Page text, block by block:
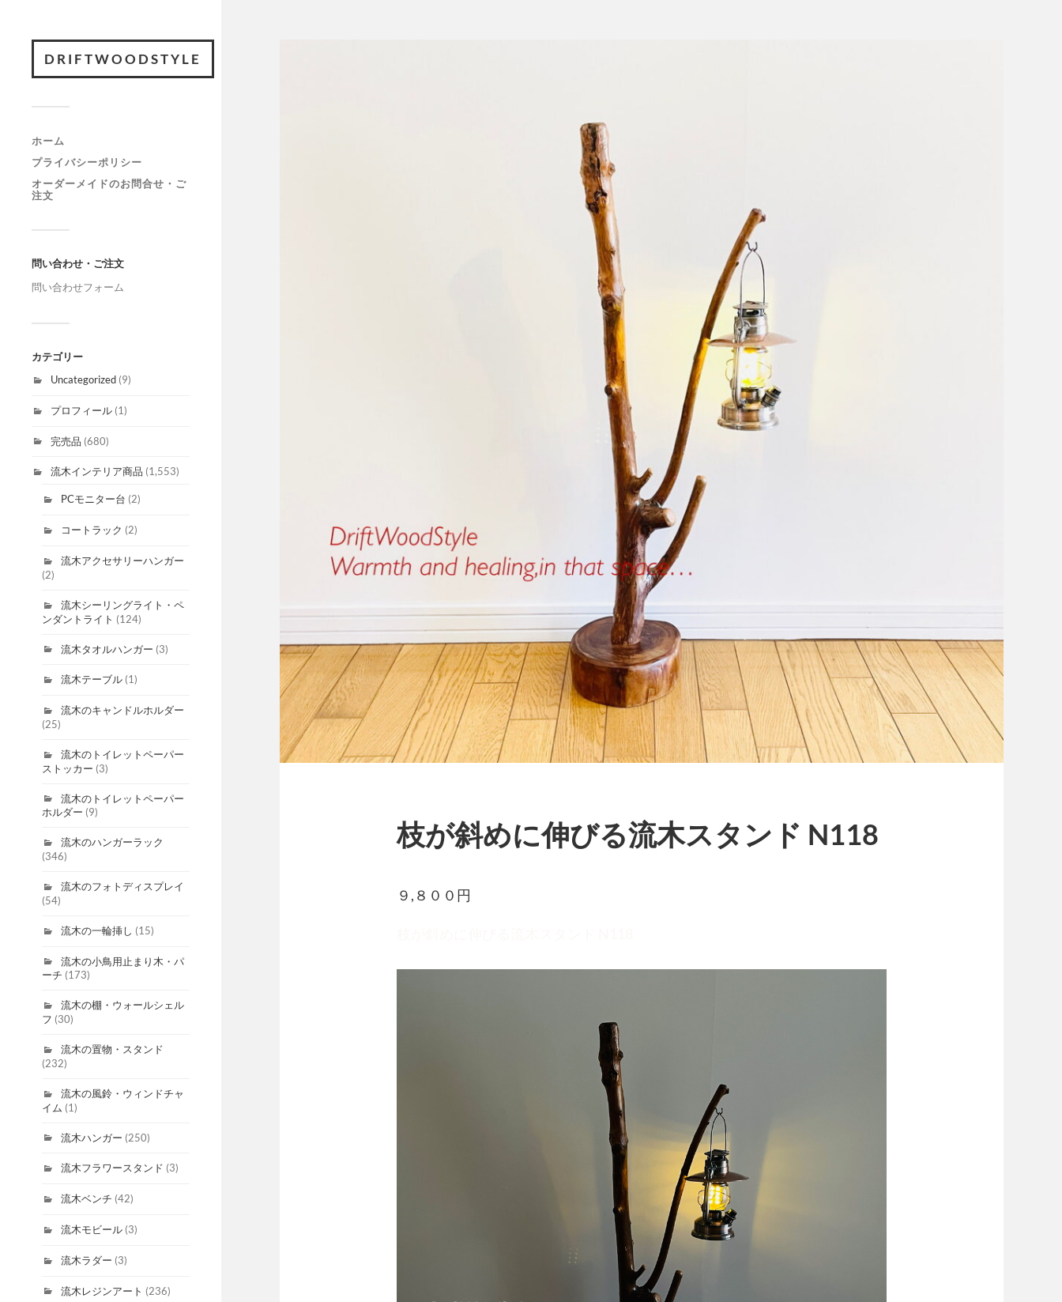
DRIFTWOODSTYLE
ホーム
プライバシーポリシー
オーダーメイドのお問合せ・ご
注文
問い合わせ・ご注文
問い合わせフォーム
カテゴリー
Uncategorized (9)
プロフィール (1)
完売品 (680)
流木インテリア商品 (1,553)
PCモニター台 (2)
コートラック (2)
流木アクセサリーハンガー
(2)
流木シーリングライト・ペ
ンダントライト (124)
流木タオルハンガー (3)
流木テーブル(1)
流木のキャンドルホルダー
(25)
流木のトイレットペーパー
ストッカー (3)
流木のトイレットペーパー
ホルダー (9)
流木のハンガーラック
(346)
流木のフォトディスプレイ
(54)
流木の一輪挿し (15)
流木の小鳥用止まり木・パ
ーチ (173)
流木の棚・ウォールシェル
フ (30)
流木の置物・スタンド
(232)
流木の風鈴・ウィンドチャ
イム (1)
流木ハンガー (250)
流木フラワースタンド (3)
流木ベンチ (42)
流木モビール(3)
流木ラダー (3)
流木レジンアート (236)
枝が斜めに伸びる流木スタンド N118
９,８００円